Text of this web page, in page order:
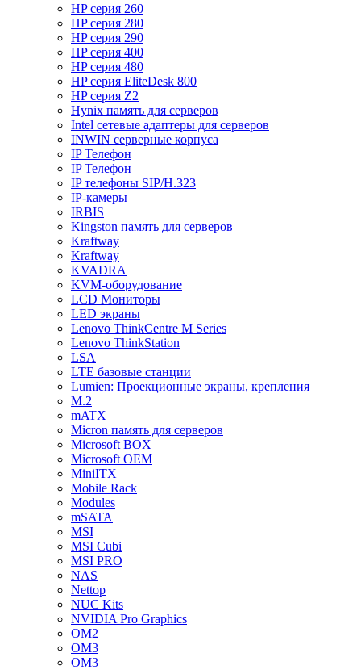
HP серия 260
HP серия 280
HP серия 290
HP серия 400
HP серия 480
HP серия EliteDesk 800
HP серия Z2
Hynix память для серверов
Intel сетевые адаптеры для серверов
INWIN серверные корпуса
IP Телефон
IP Телефон
IP телефоны SIP/H.323
IP-камеры
IRBIS
Kingston память для серверов
Kraftway
Kraftway
KVADRA
KVM-оборудование
LCD Мониторы
LED экраны
Lenovo ThinkCentre M Series
Lenovo ThinkStation
LSA
LTE базовые станции
Lumien: Проекционные экраны, крепления
M.2
mATX
Micron память для серверов
Microsoft BOX
Microsoft OEM
MiniITX
Mobile Rack
Modules
mSATA
MSI
MSI Cubi
MSI PRO
NAS
Nettop
NUC Kits
NVIDIA Pro Graphics
OM2
OM3
OM3